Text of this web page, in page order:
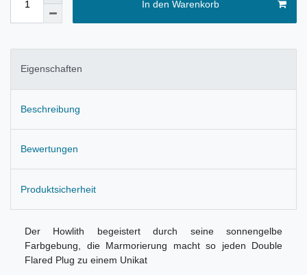
In den Warenkorb
Eigenschaften
Beschreibung
Bewertungen
Produktsicherheit
Der Howlith begeistert durch seine sonnengelbe
Farbgebung, die Marmorierung macht so jeden Double
Flared Plug zu einem Unikat